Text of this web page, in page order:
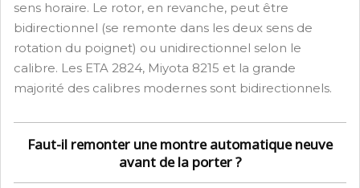
sens horaire. Le rotor, en revanche, peut être
bidirectionnel (se remonte dans les deux sens de
rotation du poignet) ou unidirectionnel selon le
calibre. Les ETA 2824, Miyota 8215 et la grande
majorité des calibres modernes sont bidirectionnels.
Faut-il remonter une montre automatique neuve
avant de la porter ?